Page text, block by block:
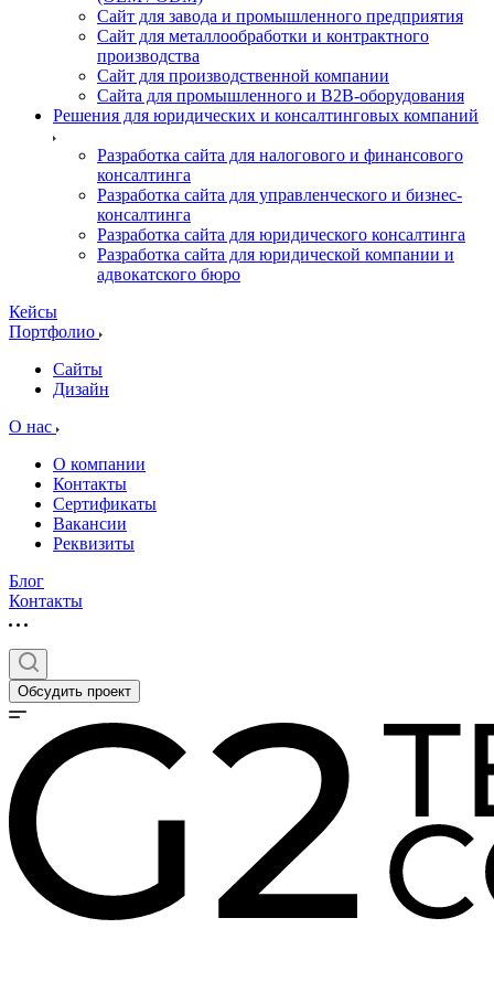
Сайт для завода и промышленного предприятия
Сайт для металлообработки и контрактного
производства
Сайт для производственной компании
Сайта для промышленного и B2B-оборудования
Решения для юридических и консалтинговых компаний
Разработка сайта для налогового и финансового
консалтинга
Разработка сайта для управленческого и бизнес-
консалтинга
Разработка сайта для юридического консалтинга
Разработка сайта для юридической компании и
адвокатского бюро
Кейсы
Портфолио
Сайты
Дизайн
О нас
О компании
Контакты
Сертификаты
Вакансии
Реквизиты
Блог
Контакты
Обсудить проект